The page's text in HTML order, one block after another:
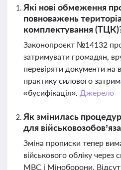
Які нові обмеження
повноважень
комплектування
Законопроєкт №14132
затримувати громадян,
перевіряти документи на
практику силового
«бусифікація». Джерело
Як змінилась
для
Зміна прописки тепер
військового обліку через
МВС і Міноборони.